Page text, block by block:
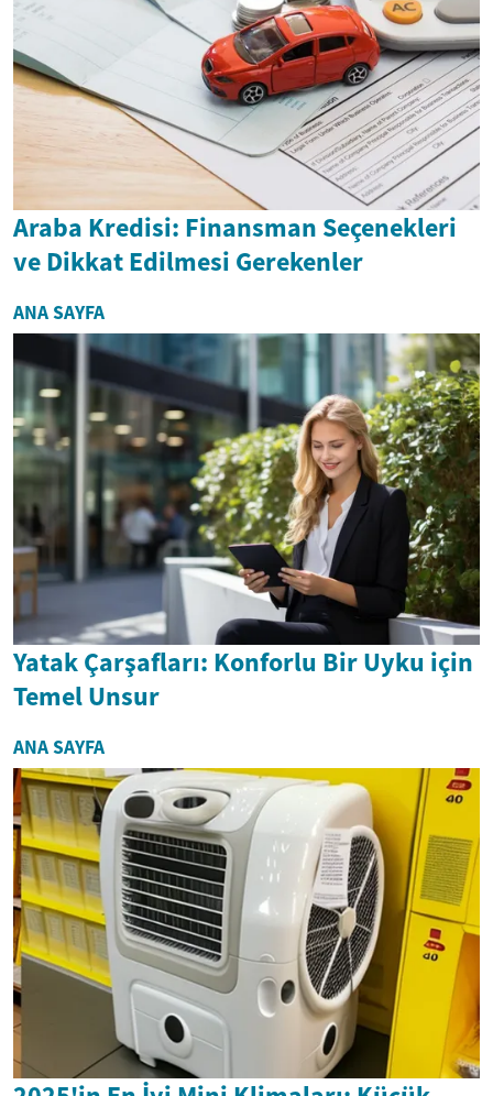
Araba Kredisi: Finansman Seçenekleri
ve Dikkat Edilmesi Gerekenler
ANA SAYFA
Yatak Çarşafları: Konforlu Bir Uyku için
Temel Unsur
ANA SAYFA